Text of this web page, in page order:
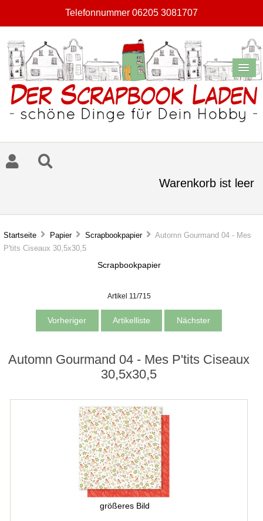
Telefonnummer 06205 3081707
Warenkorb ist leer
Startseite Papier Scrapbookpapier
Automn Gourmand 04 - Mes
P'tits Ciseaux 30,5x30,5
Scrapbookpapier
Artikel 11/715
Vorheriger Artikelliste Nächster
Automn Gourmand 04 - Mes P'tits Ciseaux
30,5x30,5
größeres Bild